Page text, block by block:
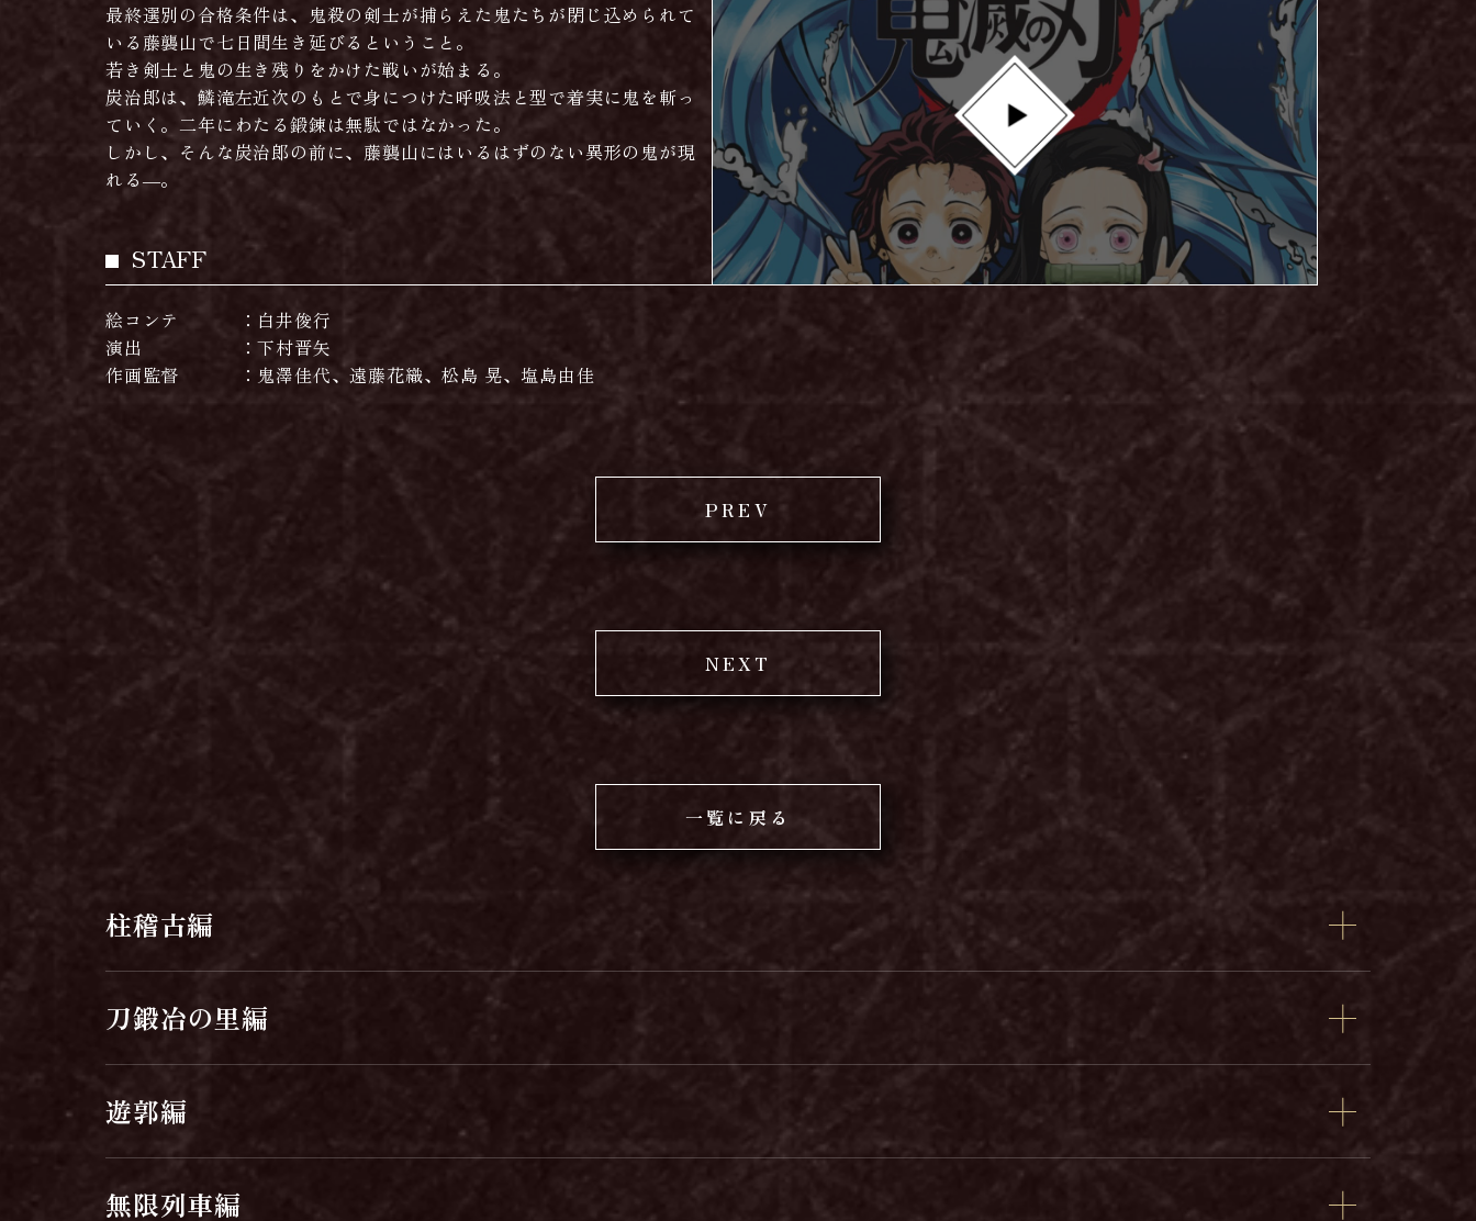
最終選別の合格条件は、鬼殺の剣士が捕らえた鬼たちが閉じ込められて
いる藤襲山で七日間生き延びるということ。
若き剣士と鬼の生き残りをかけた戦いが始まる。
炭治郎は、鱗滝左近次のもとで身につけた呼吸法と型で着実に鬼を斬っ
ていく。二年にわたる鍛錬は無駄ではなかった。
しかし、そんな炭治郎の前に、藤襲山にはいるはずのない異形の鬼が現
れる―。
STAFF
絵コンテ
白井俊行
演出
下村晋矢
作画監督
鬼澤佳代、遠藤花織、松島 晃、塩島由佳
PREV
NEXT
一覧に戻る
柱稽古編
刀鍛冶の里編
遊郭編
無限列車編